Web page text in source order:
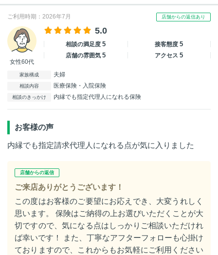
ご利用時期：2026年7月 店舗からの返信あり
女性60代
5.0
相談の満足度5 接客態度5
店舗の雰囲気5 アクセス5
家族構成 夫婦
相談内容 医療保険・入院保険
相談のきっかけ 内縁でも指定代理人になれる保険
お客様の声
内縁でも指定請求代理人になれる点が気に入りました
店舗からの返信
ご来店ありがとうございます！
この度はお客様のご要望にお応えでき、大変うれしく
思います。 保険はご納得の上お選びいただくことが大
切ですので、気になる点はしっかりご相談いただけれ
ば幸いです！ また、丁寧なアフターフォローも心掛け
ておりますので、これからもお気軽にご利用ください